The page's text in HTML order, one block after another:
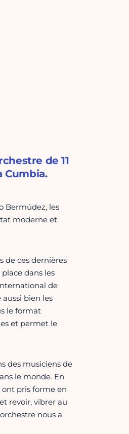
de 11
Cumbia.
Bermúdez, les
moderne et
de ces dernières
dans les
de
bien les
le format
et permet le
des musiciens de
le monde. En
ont pris forme en
revoir, vibrer au
nous a